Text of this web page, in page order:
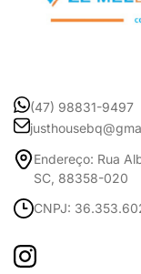
(47) 98831-9497
Endereço: Rua
SC, 88358-020
CNPJ: